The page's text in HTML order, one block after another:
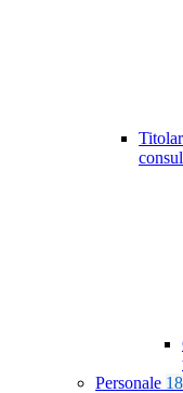
Personale